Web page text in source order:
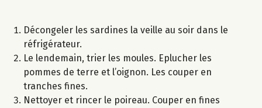
Décongeler les sardines la veille au soir dans le
réfrigérateur.
Le lendemain, trier les moules. Eplucher les
pommes de terre et l’oignon. Les couper en
tranches fines.
Nettoyer et rincer le poireau. Couper en fines